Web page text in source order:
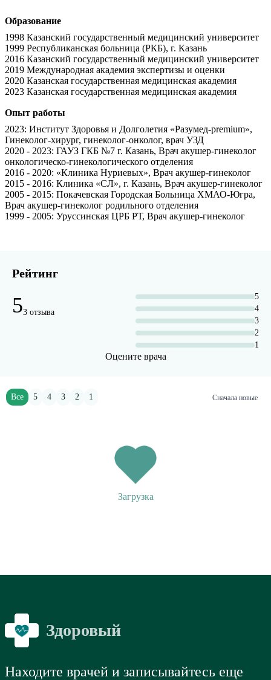
Образование
1998 Казанский государственный медицинский университет
1999 Республиканская больница (РКБ), г. Казань
2016 Казанский государственный медицинский университет
2019 Международная академия экспертизы и оценки
2020 Казанская государственная медицинская академия
2023 Казанская государственная медицинская академия
Опыт работы
2023: Институт Здоровья и Долголетия «Разумед-premium»,
Гинеколог-хирург, гинеколог-онколог, врач УЗД
2020 - 2023: ГАУЗ ГКБ №7 г. Казань, Врач акушер-гинеколог
онкологическо-гинекологического отделения
2016 - 2020: «Клиника Нуриевых», Врач акушер-гинеколог
2015 - 2016: Клиника «СЛ», г. Казань, Врач акушер-гинеколог
2005 - 2015: Покачевская Городская Больница ХМАО-Югра,
Врач акушер-гинеколог родильного отделения
1999 - 2005: Уруссинская ЦРБ РТ, Врач акушер-гинеколог
Рейтинг
53 отзыва
5
4
3
2
1
Оцените врача
Все 5 4 3 2 1 Сначала новые
Загрузка
Здоровый
Находите врачей и записывайтесь еще